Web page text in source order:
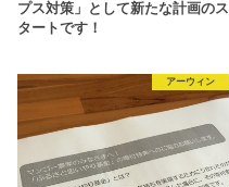
プス対策」として新たな計画のス
タートです！
アーウィン